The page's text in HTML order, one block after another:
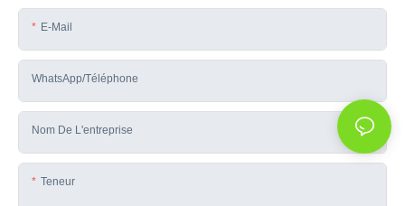
E-Mail
WhatsApp/téléphone
Nom De L'entreprise
Teneur